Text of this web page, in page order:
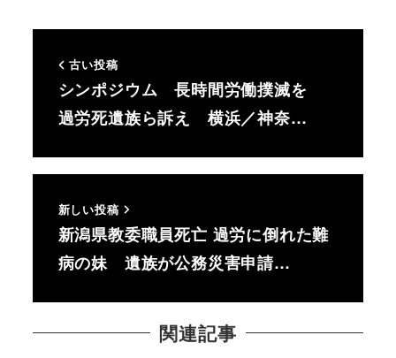
古い投稿
シンポジウム 長時間労働撲滅を
過労死遺族ら訴え 横浜／神奈…
新しい投稿
新潟県教委職員死亡 過労に倒れた難
病の妹 遺族が公務災害申請…
関連記事